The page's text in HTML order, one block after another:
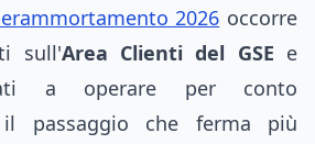
2026 occorre
sull'Area Clienti del GSE e
a operare per conto
il passaggio che ferma più